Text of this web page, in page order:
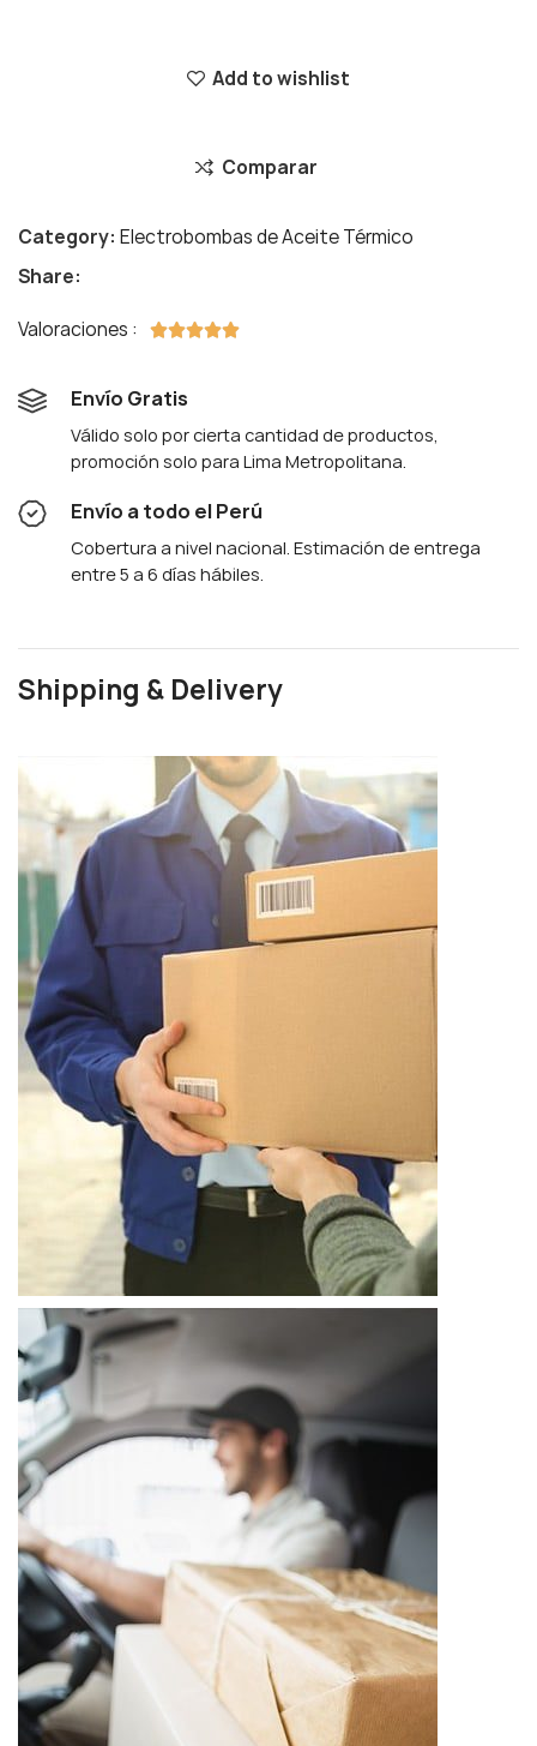
Add to wishlist
Comparar
Category: Electrobombas de Aceite Térmico
Share:
Valoraciones : 
Envío Gratis
Válido solo por cierta cantidad de productos,
promoción solo para Lima Metropolitana.
Envío a todo el Perú
Cobertura a nivel nacional. Estimación de entrega
entre 5 a 6 días hábiles.
Shipping & Delivery